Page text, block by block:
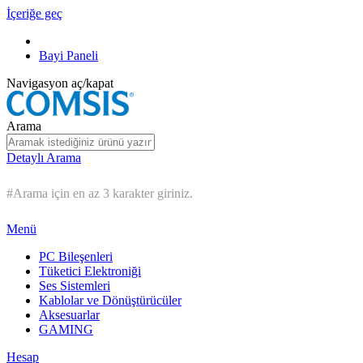
İçeriğe geç
Bayi Paneli
Navigasyon aç/kapat
Arama
Detaylı Arama
#Arama için en az 3 karakter giriniz.
Menü
PC Bileşenleri
Tüketici Elektroniği
Ses Sistemleri
Kablolar ve Dönüştürücüler
Aksesuarlar
GAMING
Hesap